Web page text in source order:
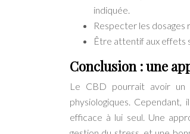
indiquée.
Respecter les
Être attentif aux effets
Conclusion : une
Le CBD pourrait avoir un
physiologiques.
efficace à lui seul. Une